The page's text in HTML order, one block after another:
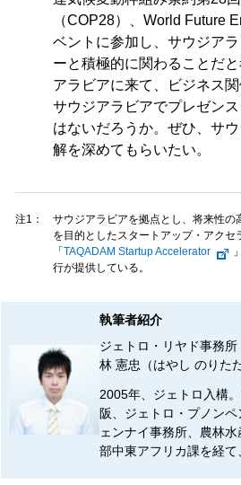
（COP28）、World Future
ベントに参加し、サウジア
ーと積極的に関わることだ
アラビアに来て、ビジネス関
サウジアラビアでプレゼン
はないだろうか。ぜひ、サ
解を深めてもらいたい。
注1：
サウジアラビアを拠点とし、将来性の
を目的としたスタートアップ・アクセ
「 TAQADAM Startup Accelerator
行が提供している。
執筆者紹介
ジェトロ・リヤド事務所
林 憲忠（はやし のりただ
2005年、ジェトロ入構
阪、ジェトロ・プノン
ェンナイ事務所、農林
部中東アフリカ課を経て